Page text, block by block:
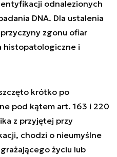
odnalezionych
DNA. Dla ustalenia
zgonu ofiar
histopatologiczne i
krótko po
pod kątem art. 163 i 220
z przyjętej przy
chodzi o nieumyślne
życiu lub